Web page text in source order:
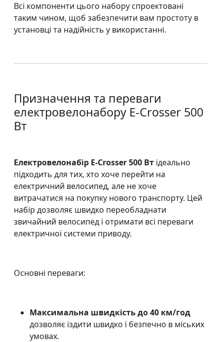
Всі компоненти цього набору спроектовані
таким чином, щоб забезпечити вам простоту в
установці та надійність у використанні.
Призначення та переваги
електровелонабору E-Crosser 500
Вт
Електровелонабір E-Crosser 500 Вт ідеально
підходить для тих, хто хоче перейти на
електричний велосипед, але не хоче
витрачатися на покупку нового транспорту. Цей
набір дозволяє швидко переобладнати
звичайний велосипед і отримати всі переваги
електричної системи приводу.
Основні переваги:
Максимальна швидкість до 40 км/год
дозволяє їздити швидко і безпечно в міських
умовах.